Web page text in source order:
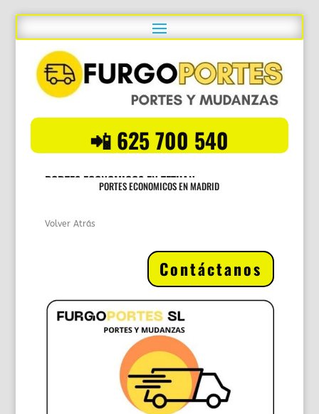
📲 625 700 540
PORTES ECONOMICOS EN TETUAN
PORTES ECONOMICOS EN MADRID
Volver Atrás
Contáctanos
buscanos
google.es